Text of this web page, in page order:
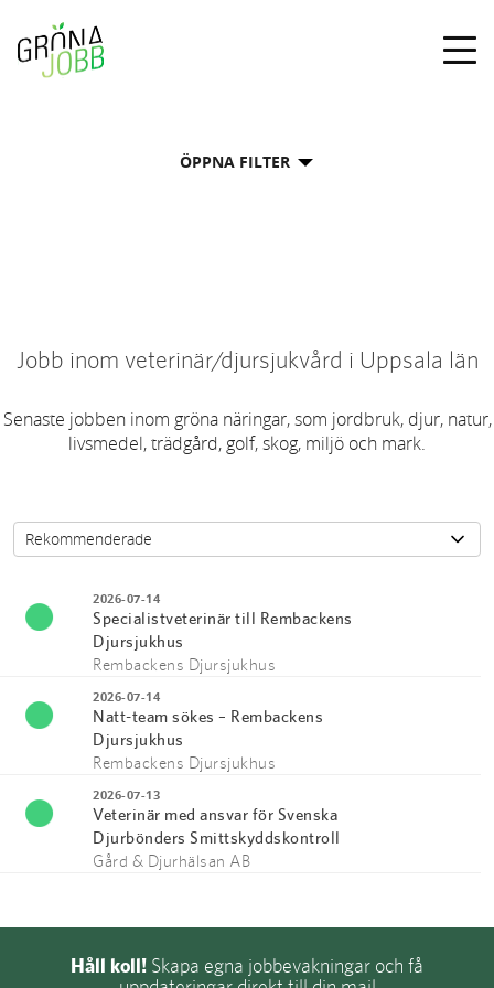
ÖPPNA FILTER
Jobb inom veterinär/djursjukvård i Uppsala län
Senaste jobben inom gröna näringar, som jordbruk, djur, natur,
livsmedel, trädgård, golf, skog, miljö och mark.
2026-07-14
Specialistveterinär till Rembackens
Djursjukhus
Rembackens Djursjukhus
2026-07-14
Natt-team sökes – Rembackens
Djursjukhus
Rembackens Djursjukhus
2026-07-13
Veterinär med ansvar för Svenska
Djurbönders Smittskyddskontroll
Gård & Djurhälsan AB
Håll koll! Skapa egna jobbevakningar och få